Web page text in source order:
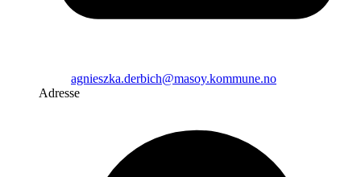
agnieszka.derbich@masoy.kommune.no
Adresse